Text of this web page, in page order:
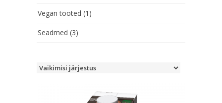
Vegan tooted (1)
Seadmed (3)